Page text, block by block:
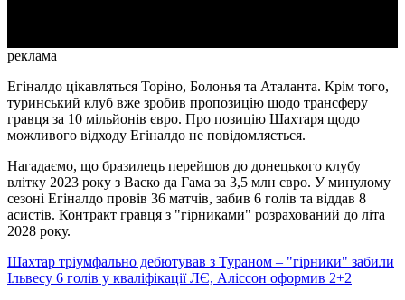
реклама
Егіналдо цікавляться Торіно, Болонья та Аталанта. Крім того,
туринський клуб вже зробив пропозицію щодо трансферу
гравця за 10 мільйонів євро. Про позицію Шахтаря щодо
можливого відходу Егіналдо не повідомляється.
Нагадаємо, що бразилець перейшов до донецького клубу
влітку 2023 року з Васко да Гама за 3,5 млн євро. У минулому
сезоні Егіналдо провів 36 матчів, забив 6 голів та віддав 8
асистів. Контракт гравця з "гірниками" розрахований до літа
2028 року.
Шахтар тріумфально дебютував з Тураном – "гірники" забили
Ільвесу 6 голів у кваліфікації ЛЄ, Аліссон оформив 2+2